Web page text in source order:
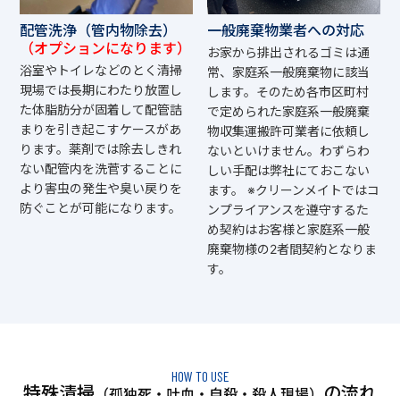
配管洗浄（管内物除去）
（オプションになります）
浴室やトイレなどのとく清掃
現場では長期にわたり放置し
た体脂肪分が固着して配管詰
まりを引き起こすケースがあ
ります。薬剤では除去しきれ
ない配管内を洗菅することに
より害虫の発生や臭い戻りを
防ぐことが可能になります。
一般廃棄物業者への対応
お家から排出されるゴミは通
常、家庭系一般廃棄物に該当
します。そのため各市区町村
で定められた家庭系一般廃棄
物収集運搬許可業者に依頼し
ないといけません。わずらわ
しい手配は弊社にておこない
ます。 ※クリーンメイトではコ
ンプライアンスを遵守するた
め契約はお客様と家庭系一般
廃棄物様の2者間契約となりま
す。
HOW TO USE